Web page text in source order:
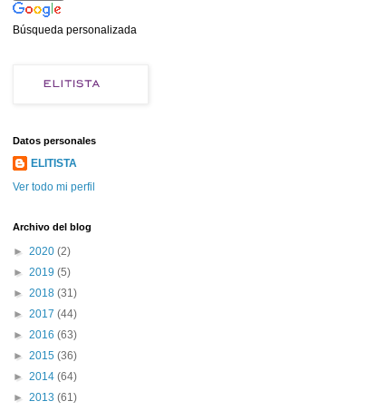
Búsqueda personalizada
Datos personales
ELITISTA
Ver todo mi perfil
Archivo del blog
► 2020 (2)
► 2019 (5)
► 2018 (31)
► 2017 (44)
► 2016 (63)
► 2015 (36)
► 2014 (64)
► 2013 (61)